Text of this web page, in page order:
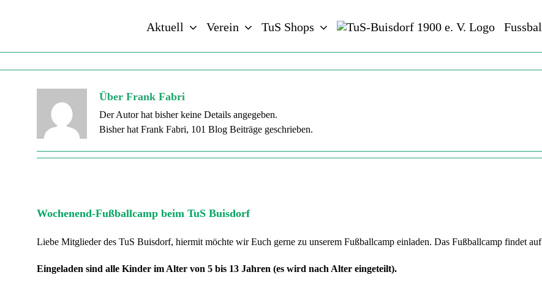
Aktuell Verein TuS Shops
Über Frank Fabri
Der Autor hat bisher keine Details angegeben.
Bisher hat Frank Fabri, 101 Blog Beiträge geschrieben.
Wochenend-Fußballcamp beim TuS Buisdorf
Liebe Mitglieder des TuS Buisdorf, hiermit möchte wir Euch gerne zu unserem Fußballcamp einladen. Das Fußballcamp findet
Eingeladen sind alle Kinder im Alter von 5 bis 13 Jahren (es wird nach Alter eingeteilt).